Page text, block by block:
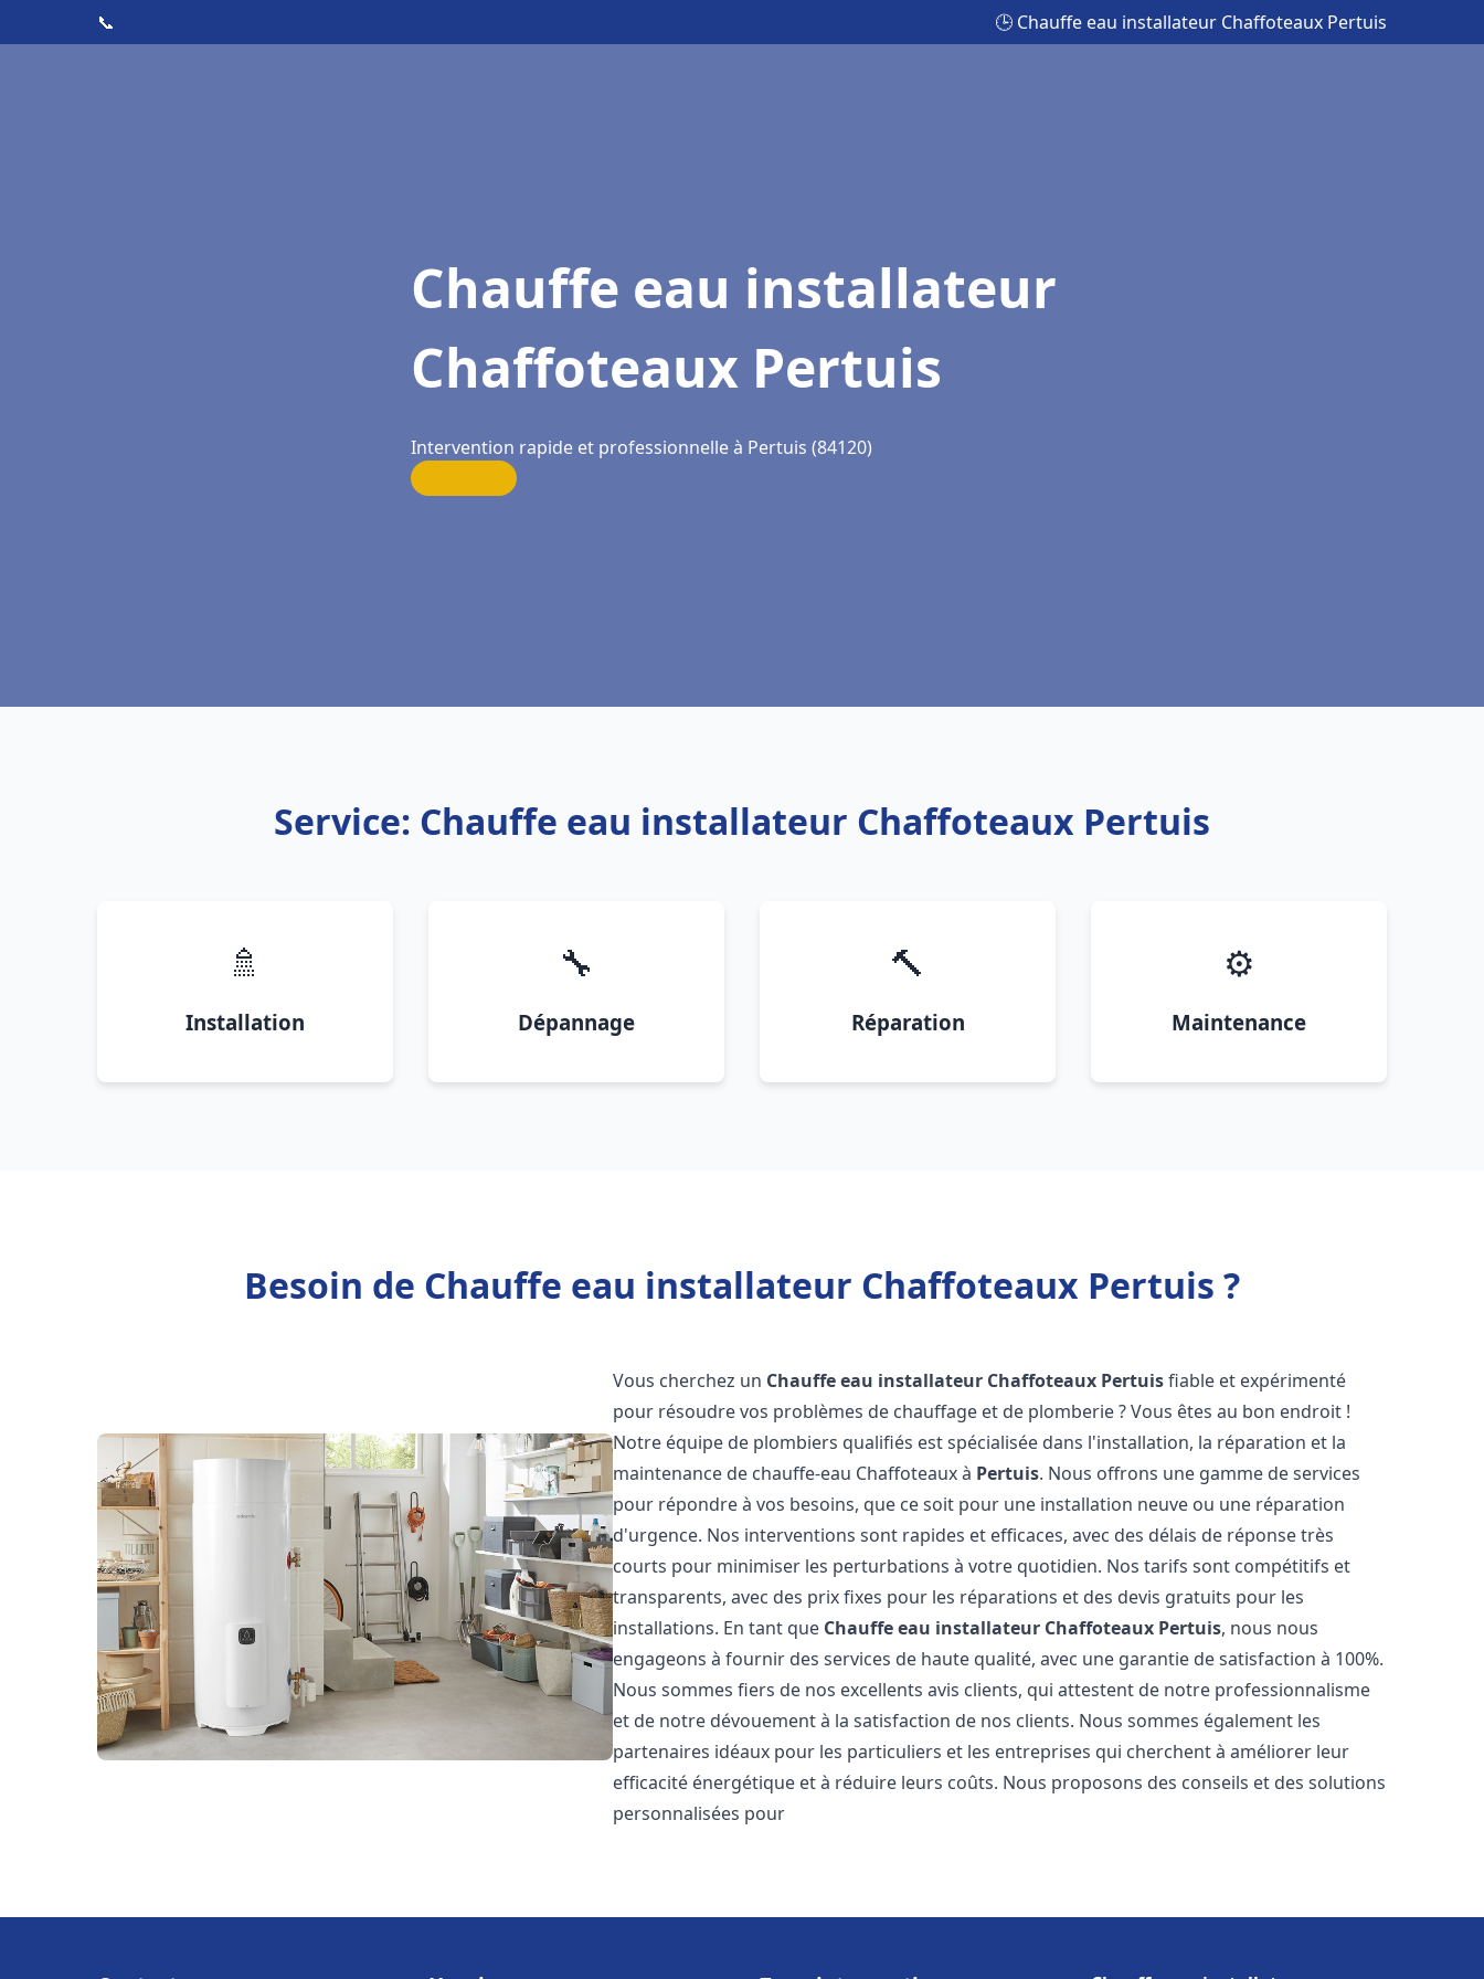
📞 🕒 Chauffe eau installateur Chaffoteaux Pertuis
Chauffe eau installateur
Chaffoteaux Pertuis
Intervention rapide et professionnelle à Pertuis (84120)
Service: Chauffe eau installateur Chaffoteaux Pertuis
🚿
Installation
🔧
Dépannage
🔨
Réparation
⚙️
Maintenance
Besoin de Chauffe eau installateur Chaffoteaux Pertuis ?
Vous cherchez un Chauffe eau installateur Chaffoteaux Pertuisfiable et expérimenté
pour résoudre vos problèmes de chauffage et de plomberie ? Vous êtes au bon endroit !
Notre équipe de plombiers qualifiés est spécialisée dans l'installation, la réparation et la
maintenance de chauffe-eau Chaffoteaux à Pertuis. Nous offrons une gamme de services
pour répondre à vos besoins, que ce soit pour une installation neuve ou une réparation
d'urgence. Nos interventions sont rapides et efficaces, avec des délais de réponse très
courts pour minimiser les perturbations à votre quotidien. Nos tarifs sont compétitifs et
transparents, avec des prix fixes pour les réparations et des devis gratuits pour les
installations. En tant que Chauffe eau installateur Chaffoteaux Pertuis, nous nous
engageons à fournir des services de haute qualité, avec une garantie de satisfaction à 100%.
Nous sommes fiers de nos excellents avis clients, qui attestent de notre professionnalisme
et de notre dévouement à la satisfaction de nos clients. Nous sommes également les
partenaires idéaux pour les particuliers et les entreprises qui cherchent à améliorer leur
efficacité énergétique et à réduire leurs coûts. Nous proposons des conseils et des solutions
personnalisées pour